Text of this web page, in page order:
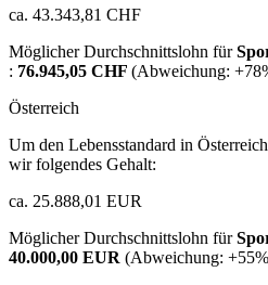
ca. 43.343,81 CHF
Möglicher Durchschnittslohn für
: 76.945,05 CHF (Abweichung:
Österreich
Um den Lebensstandard in
wir folgendes Gehalt:
ca. 25.888,01 EUR
Möglicher Durchschnittslohn für
40.000,00 EUR (Abweichung: +55%